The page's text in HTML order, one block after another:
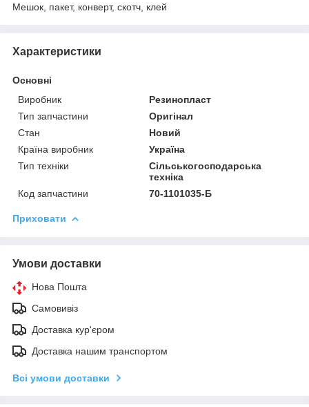
Мешок, пакет, конверт, скотч, клей
Характеристики
Основні
Виробник
Резинопласт
Тип запчастини
Оригінал
Стан
Новий
Країна виробник
Україна
Тип техніки
Сільськогосподарська
техніка
Код запчастини
70-1101035-Б
Приховати
Умови доставки
Нова Пошта
Самовивіз
Доставка кур'єром
Доставка нашим транспортом
Всі умови доставки